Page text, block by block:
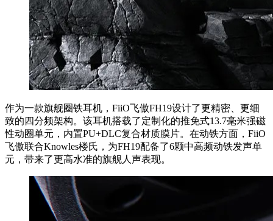
作为一款旗舰圈铁耳机，FiiO飞傲FH19设计了更精密、更细
致的四分频架构。该耳机搭载了定制化的推免式13.7毫米强磁
性动圈单元，内置PU+DLC复合材质膜片。在动铁方面，FiiO
飞傲联合Knowles楼氏，为FH19配备了6颗中高频动铁发声单
元，带来了更高水准的旗舰人声表现。